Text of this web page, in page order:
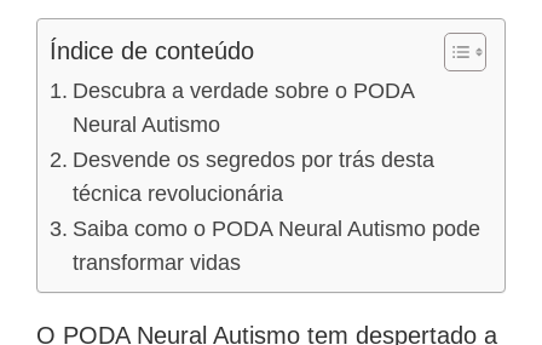
Índice de conteúdo
Descubra a verdade sobre o PODA
Neural Autismo
Desvende os segredos por trás desta
técnica revolucionária
Saiba como o PODA Neural Autismo pode
transformar vidas
O PODA Neural Autismo tem despertado a